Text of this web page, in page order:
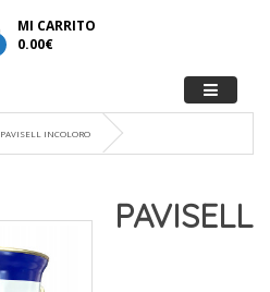
MI CARRITO
0.00€
PAVISELL INCOLORO
PAVISELL